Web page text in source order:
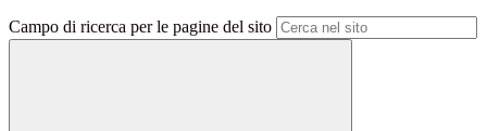
Campo di ricerca per le pagine del sito